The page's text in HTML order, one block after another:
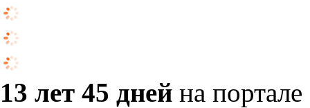
13 лет 45 дней на портале